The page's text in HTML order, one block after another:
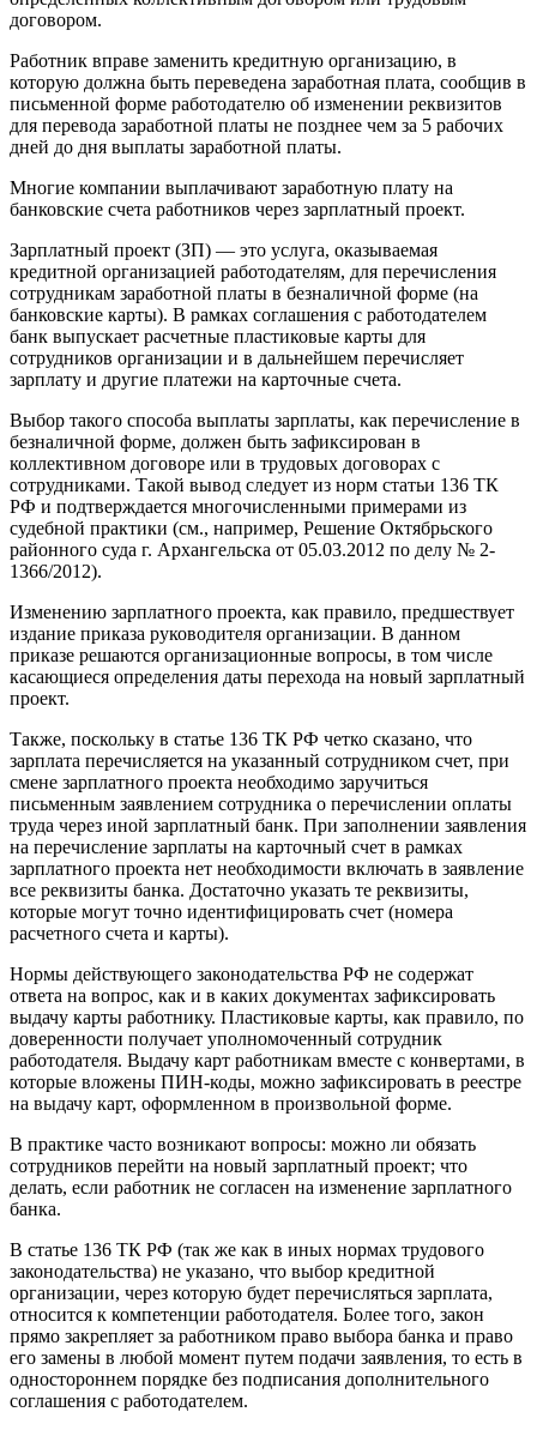
договором.
Работник вправе заменить кредитную организацию, в
которую должна быть переведена заработная плата, сообщив в
письменной форме работодателю об изменении реквизитов
для перевода заработной платы не позднее чем за 5 рабочих
дней до дня выплаты заработной платы.
Многие компании выплачивают заработную плату на
банковские счета работников через зарплатный проект.
Зарплатный проект (ЗП) — это услуга, оказываемая
кредитной организацией работодателям, для перечисления
сотрудникам заработной платы в безналичной форме (на
банковские карты). В рамках соглашения с работодателем
банк выпускает расчетные пластиковые карты для
сотрудников организации и в дальнейшем перечисляет
зарплату и другие платежи на карточные счета.
Выбор такого способа выплаты зарплаты, как перечисление в
безналичной форме, должен быть зафиксирован в
коллективном договоре или в трудовых договорах с
сотрудниками. Такой вывод следует из норм статьи 136 ТК
РФ и подтверждается многочисленными примерами из
судебной практики (см., например, Решение Октябрьского
районного суда г. Архангельска от 05.03.2012 по делу № 2-
1366/2012).
Изменению зарплатного проекта, как правило, предшествует
издание приказа руководителя организации. В данном
приказе решаются организационные вопросы, в том числе
касающиеся определения даты перехода на новый зарплатный
проект.
Также, поскольку в статье 136 ТК РФ четко сказано, что
зарплата перечисляется на указанный сотрудником счет, при
смене зарплатного проекта необходимо заручиться
письменным заявлением сотрудника о перечислении оплаты
труда через иной зарплатный банк. При заполнении заявления
на перечисление зарплаты на карточный счет в рамках
зарплатного проекта нет необходимости включать в заявление
все реквизиты банка. Достаточно указать те реквизиты,
которые могут точно идентифицировать счет (номера
расчетного счета и карты).
Нормы действующего законодательства РФ не содержат
ответа на вопрос, как и в каких документах зафиксировать
выдачу карты работнику. Пластиковые карты, как правило, по
доверенности получает уполномоченный сотрудник
работодателя. Выдачу карт работникам вместе с конвертами, в
которые вложены ПИН-коды, можно зафиксировать в реестре
на выдачу карт, оформленном в произвольной форме.
В практике часто возникают вопросы: можно ли обязать
сотрудников перейти на новый зарплатный проект; что
делать, если работник не согласен на изменение зарплатного
банка.
В статье 136 ТК РФ (так же как в иных нормах трудового
законодательства) не указано, что выбор кредитной
организации, через которую будет перечисляться зарплата,
относится к компетенции работодателя. Более того, закон
прямо закрепляет за работником право выбора банка и право
его замены в любой момент путем подачи заявления, то есть в
одностороннем порядке без подписания дополнительного
соглашения с работодателем.